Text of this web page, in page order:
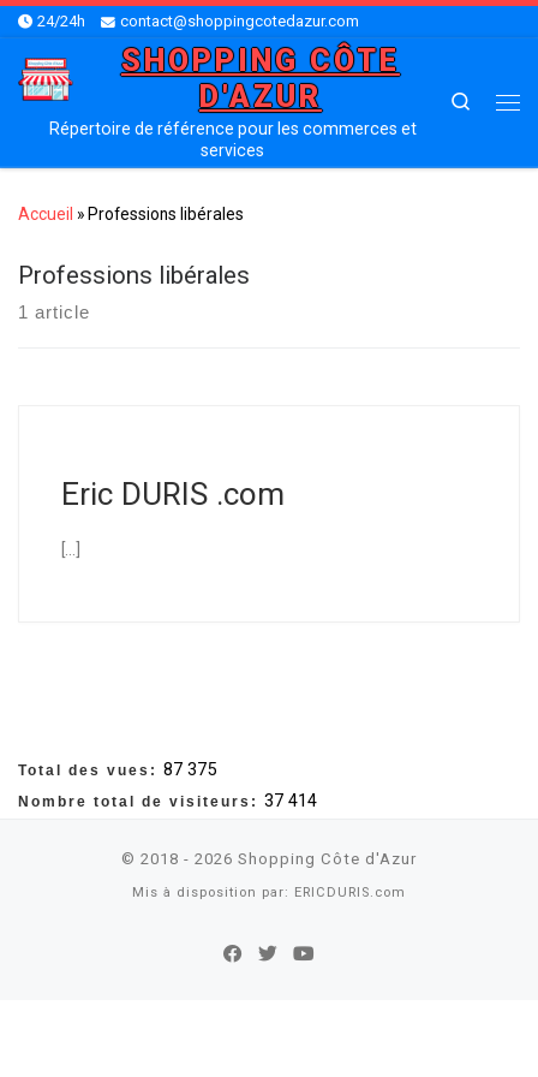
Skip to content
24/24h contact@shoppingcotedazur.com
SHOPPING CÔTE
D'AZUR
Répertoire de référence pour les commerces et
services
Search
Accueil »Professions libérales
Professions libérales
1 article
Eric DURIS .com
Total des vues: 87 375
Nombre total de visiteurs: 37 414
© 2018 - 2026 Shopping Côte d'Azur
Mis à disposition par: ERICDURIS.com